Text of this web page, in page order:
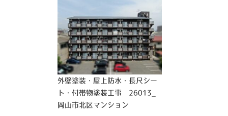
外壁塗装・屋上防水・長尺シー
ト・付帯物塗装工事 26013_
岡山市北区マンション